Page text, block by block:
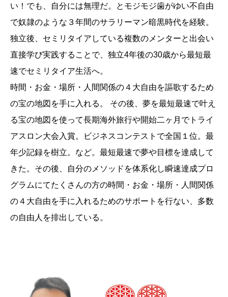
い！でも、自分には無理だ。とモジモジ歯がゆい不自由
で奴隷のような３年間のサラリーマン暗黒時代を経験。
独立後、セミリタイアしている複数のメンターと出会い
直接学び実践することで、独立4年後の30歳から最短最
速でセミリタイア生活へ。
時間・お金・場所・人間関係の４大自由を謳歌するため
の宝の地図を手に入れる。 その後、夢を最短最速で叶え
る宝の地図を使って長期海外旅行や開始二ヶ月でトライ
アスロン大会入賞。ビジネスコンテストで全国１位。最
年少記録を樹立。など。最短最速で夢や目標を達成して
きた。その後、自分のメソッドを体系化し瞬速達成プロ
グラムにてたくさんの方の時間・お金・場所・人間関係
の４大自由を手に入れるためのサポートを行ない、多数
の自由人を排出している。